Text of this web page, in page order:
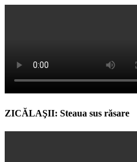
ZICĂLAŞII: Steaua sus răsare